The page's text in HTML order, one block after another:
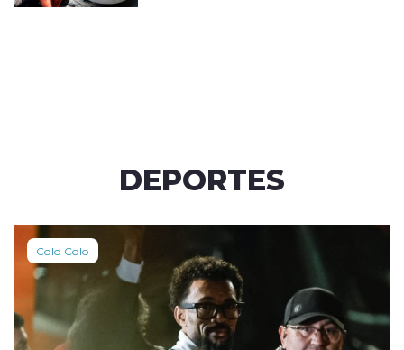
DEPORTES
Colo Colo